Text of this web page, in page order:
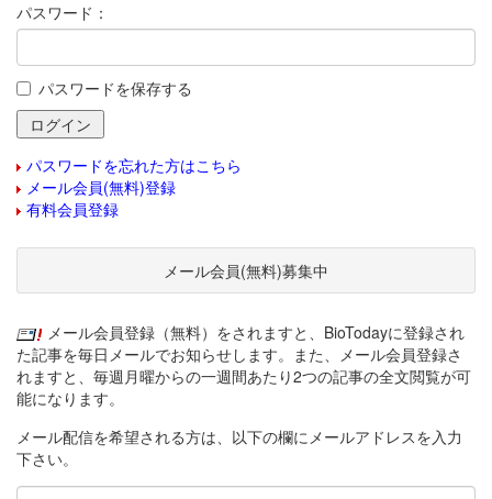
パスワード：
パスワードを保存する
パスワードを忘れた方はこちら
メール会員(無料)登録
有料会員登録
メール会員(無料)募集中
メール会員登録（無料）をされますと、BioTodayに登録され
た記事を毎日メールでお知らせします。また、メール会員登録さ
れますと、毎週月曜からの一週間あたり2つの記事の全文閲覧が可
能になります。
メール配信を希望される方は、以下の欄にメールアドレスを入力
下さい。